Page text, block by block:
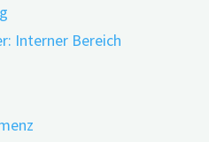
Interner Bereich
auf dem
durch einen Trainer dazu